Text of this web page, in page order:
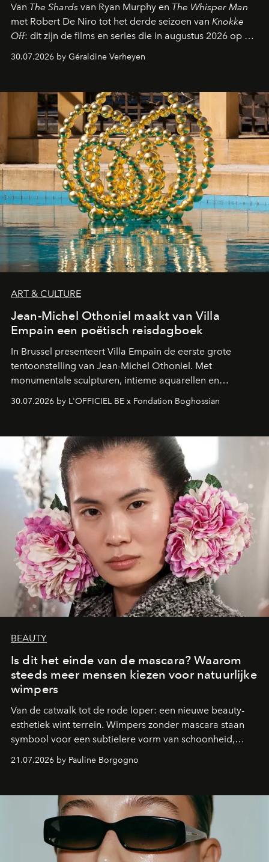
Van The Shards van Ryan Murphy en The Whisper Man
met Robert De Niro tot het derde seizoen van Knokke
Off: dit zijn de films en series die in augustus 2026 op de
30.07.2026 by Géraldine Verheyen
ART & CULTURE
Jean-Michel Othoniel maakt van Villa
Empain een poëtisch reisdagboek
In Brussel presenteert Villa Empain de eerste grote
tentoonstelling van Jean-Michel Othoniel. Met
monumentale sculpturen, intieme aquarellen en
een emotionele reis waarin elk werk de herinnering
moment van verwondering.
30.07.2026 by L'OFFICIEL BE x Fondation Boghossian
BEAUTY
Is dit het einde van de mascara? Waarom
steeds meer mensen kiezen voor natuurlijke
wimpers
Van de catwalk tot de rode loper: een nieuwe beauty-
esthetiek wint terrein. Wimpers zonder mascara staan
symbool voor een subtielere vorm van schoonheid,
aan make-up.
21.07.2026 by Pauline Borgogno